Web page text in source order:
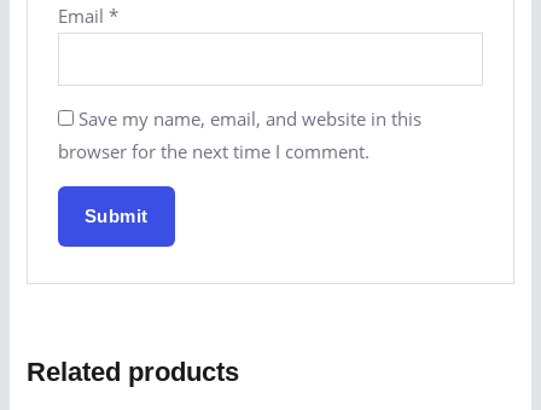
Email *
Save my name, email, and website in this
browser for the next time I comment.
Related products